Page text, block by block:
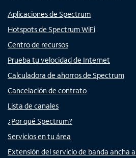
Aplicaciones de Spectrum
Hotspots de Spectrum WiFi
Centro de recursos
Prueba tu velocidad de Internet
Calculadora de ahorros de Spectrum
Cancelación de contrato
Lista de canales
¿Por qué Spectrum?
Servicios en tu área
Extensión del servicio de banda ancha